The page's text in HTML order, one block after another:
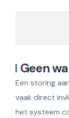
Geen
Een storing
vaak direct
het systeem